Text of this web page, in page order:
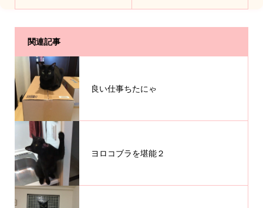
関連記事
良い仕事ちたにゃ
ヨロコブラを堪能２